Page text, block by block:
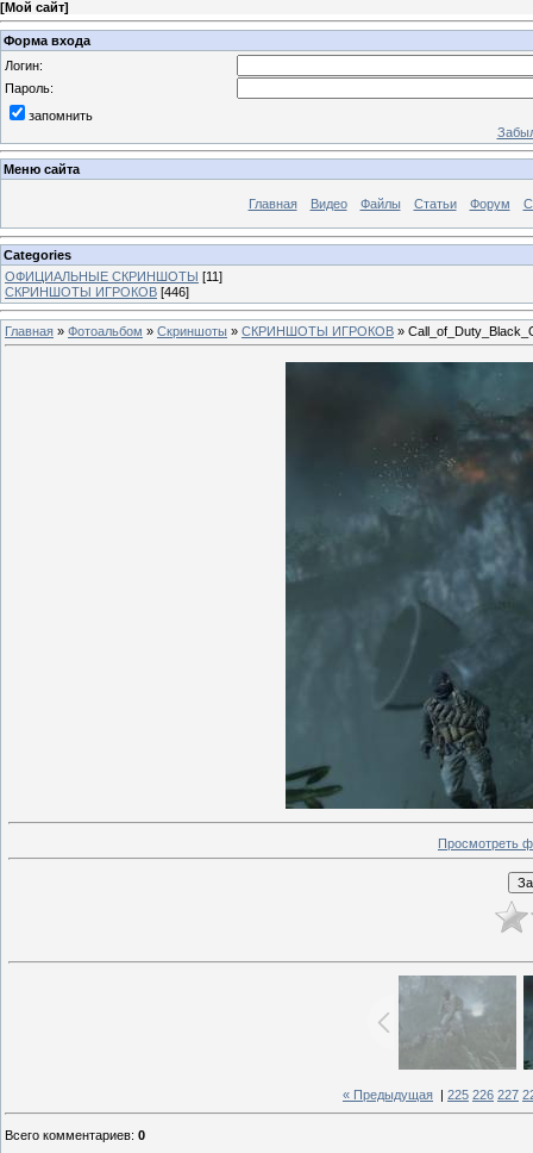
[Мой сайт]
Форма входа
Логин:
Пароль:
запомнить
Меню сайта
Главная Видео Файлы Статьи Форум
Categories
ОФИЦИАЛЬНЫЕ СКРИНШОТЫ [11]
СКРИНШОТЫ ИГРОКОВ [446]
Главная » Фотоальбом » Скриншоты » СКРИНШОТЫ ИГРОКОВ »
Просмотреть
« Предыдущая 225 226 227
Всего комментариев: 0